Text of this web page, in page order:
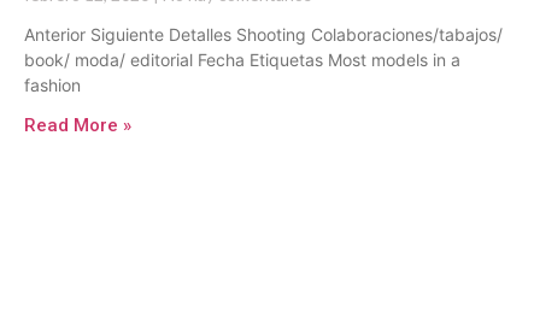
Anterior Siguiente Detalles Shooting Colaboraciones/tabajos/
book/ moda/ editorial Fecha Etiquetas Most models in a
fashion
Read More »